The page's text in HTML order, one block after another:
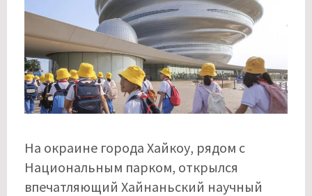
На окраине города Хайкоу, рядом с
Национальным парком, открылся
впечатляющий Хайнаньский научный